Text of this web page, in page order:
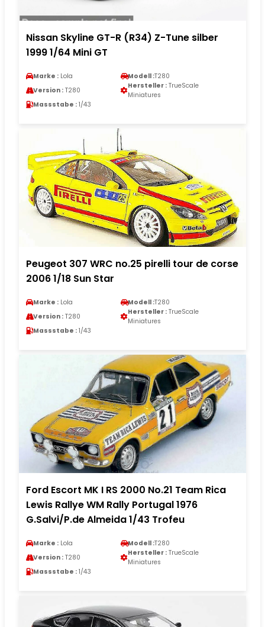
Nissan Skyline GT-R (R34) Z-Tune silber
1999 1/64 Mini GT
Marke : Lola Modell :T280
Version : T280
Hersteller : TrueScale
Miniatures
Massstabe : 1/43
Peugeot 307 WRC no.25 pirelli tour de corse
2006 1/18 Sun Star
Marke : Lola Modell :T280
Version : T280
Hersteller : TrueScale
Miniatures
Massstabe : 1/43
Ford Escort MK I RS 2000 No.21 Team Rica
Lewis Rallye WM Rally Portugal 1976
G.Salvi/P.de Almeida 1/43 Trofeu
Marke : Lola Modell :T280
Version : T280
Hersteller : TrueScale
Miniatures
Massstabe : 1/43